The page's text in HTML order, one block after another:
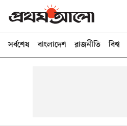
সর্বশেষ বাংলাদেশ রাজনীতি বিশ্ব